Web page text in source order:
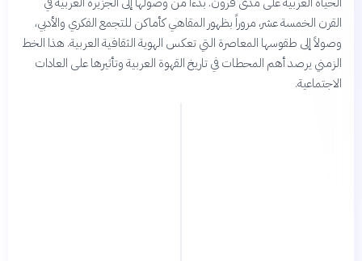
القرن الخمسة عشر، مروراً بظهور المقاهي كأماكن للتجمع الفكري والأدبي،
وصولاً إلى طقوسها المعاصرة التي تعكس الهوية الثقافية العربية. هذا الخط
الزمني يرصد أهم المحطات في تاريخ القهوة العربية وتأثيرها على العادات
الاجتماعية.